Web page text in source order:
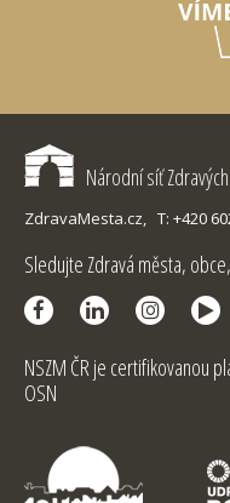
Národní síť
ZdravaMesta.cz, T: +420
Sledujte Zdravá města,
NSZM ČR je certifikovanou
OSN